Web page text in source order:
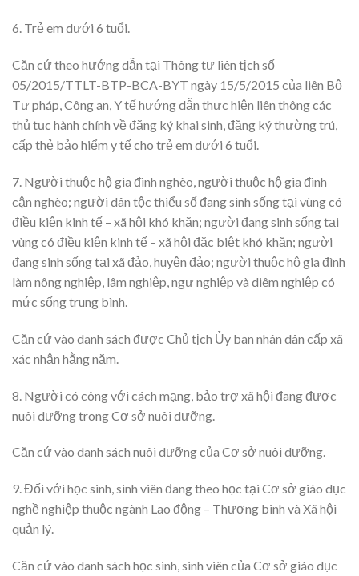
6. Trẻ em dưới 6 tuổi.
Căn cứ theo hướng dẫn tại Thông tư liên tịch số
05/2015/TTLT-BTP-BCA-BYT ngày 15/5/2015 của liên Bộ
Tư pháp, Công an, Y tế hướng dẫn thực hiện liên thông các
thủ tục hành chính về đăng ký khai sinh, đăng ký thường trú,
cấp thẻ bảo hiểm y tế cho trẻ em dưới 6 tuổi.
7. Người thuộc hộ gia đình nghèo, người thuộc hộ gia đình
cận nghèo; người dân tộc thiểu số đang sinh sống tại vùng có
điều kiện kinh tế – xã hội khó khăn; người đang sinh sống tại
vùng có điều kiện kinh tế – xã hội đặc biệt khó khăn; người
đang sinh sống tại xã đảo, huyện đảo; người thuộc hộ gia đình
làm nông nghiệp, lâm nghiệp, ngư nghiệp và diêm nghiệp có
mức sống trung bình.
Căn cứ vào danh sách được Chủ tịch Ủy ban nhân dân cấp xã
xác nhận hằng năm.
8. Người có công với cách mạng, bảo trợ xã hội đang được
nuôi dưỡng trong Cơ sở nuôi dưỡng.
Căn cứ vào danh sách nuôi dưỡng của Cơ sở nuôi dưỡng.
9. Đối với học sinh, sinh viên đang theo học tại Cơ sở giáo dục
nghề nghiệp thuộc ngành Lao động – Thương binh và Xã hội
quản lý.
Căn cứ vào danh sách học sinh, sinh viên của Cơ sở giáo dục